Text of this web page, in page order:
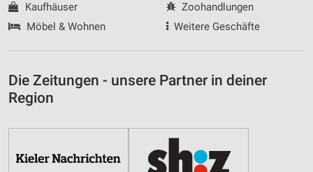
Kaufhäuser
Möbel & Wohnen
Zoohandlungen
Weitere Geschäfte
Die Zeitungen - unsere Partner in deiner
Region